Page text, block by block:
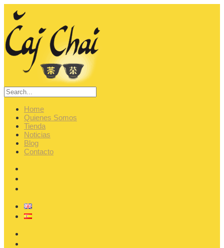
Home
Quienes Somos
Tienda
Noticias
Blog
Contacto